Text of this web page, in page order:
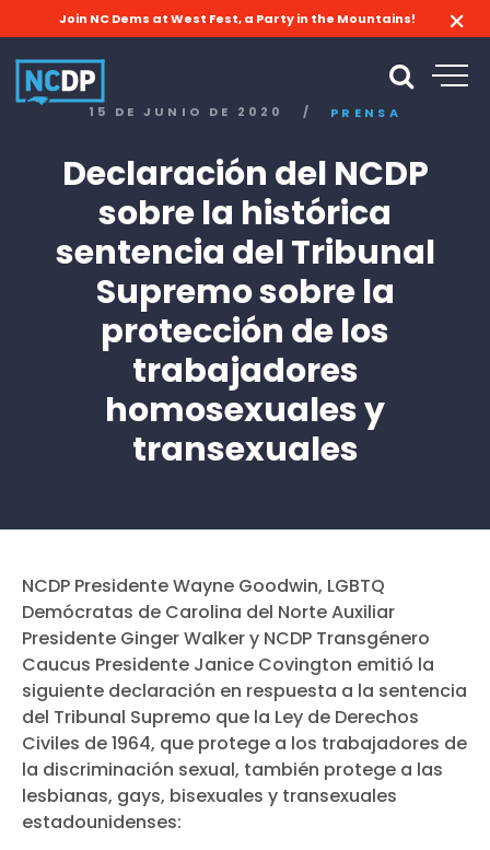
Join NC Dems at West Fest, a Party in the Mountains!
15 DE JUNIO DE 2020 / PRENSA
Declaración del NCDP
sobre la histórica
sentencia del Tribunal
Supremo sobre la
protección de los
trabajadores
homosexuales y
transexuales
NCDP Presidente Wayne Goodwin, LGBTQ
Demócratas de Carolina del Norte Auxiliar
Presidente Ginger Walker y NCDP Transgénero
Caucus Presidente Janice Covington emitió la
siguiente declaración en respuesta a la sentencia
del Tribunal Supremo que la Ley de Derechos
Civiles de 1964, que protege a los trabajadores de
la discriminación sexual, también protege a las
lesbianas, gays, bisexuales y transexuales
estadounidenses: